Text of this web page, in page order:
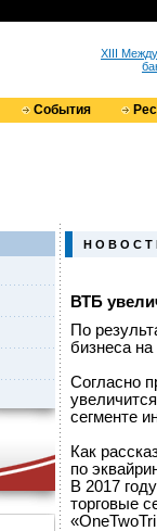
XIII
События
Н О В О С Т
ВТБ
По
бизнеса
Согласно
сегменте
Как
по
В 2017
торговые